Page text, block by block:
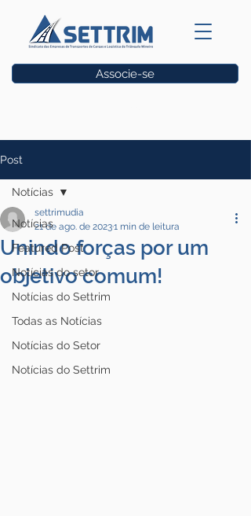
Associe-se
Post
Notícias
Featured Post
Notícias do setor
Notícias do Settrim
Todas as Notícias
Notícias do Setor
Notícias do Settrim
Notícias
Unindo forças por um
objetivo comum!
settrimudia
21 de ago. de 20231 min de leitura